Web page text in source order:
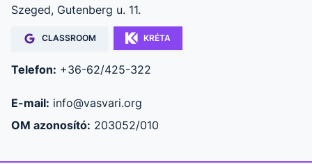
Szeged, Gutenberg u. 11.
CLASSROOM KRÉTA
Telefon: +36-62/425-322
E-mail: info@vasvari.org
OM azonosító: 203052/010